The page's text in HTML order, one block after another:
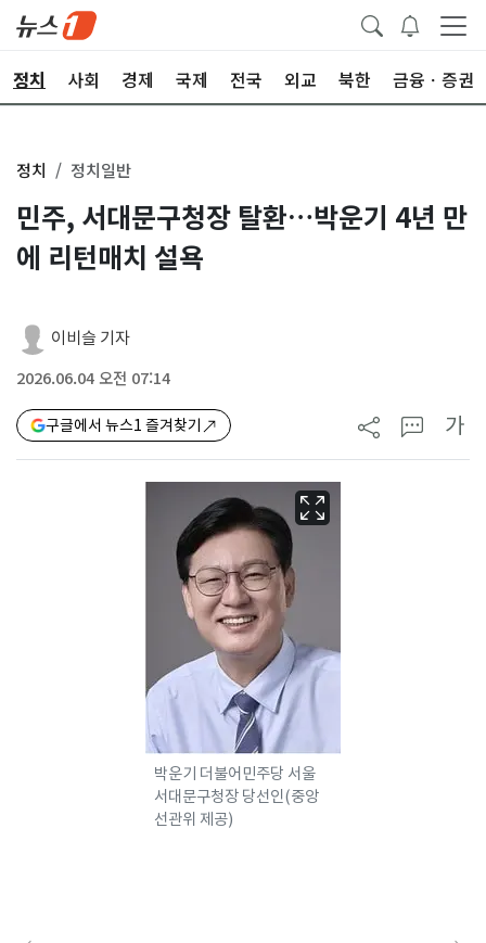
정치 사회 경제 국제 전국 외교 북한 금융ㆍ증권
정치 정치일반
민주, 서대문구청장 탈환…박운기 4년 만
에 리턴매치 설욕
이비슬 기자
2026.06.04 오전 07:14
구글에서 뉴스1 즐겨찾기 가
박운기 더불어민주당 서울
서대문구청장 당선인(중앙
선관위 제공)